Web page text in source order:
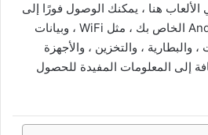
الألعاب هنا ، يمكنك الوصول فورًا إلى
إعدادات النظام لجهاز Android الخاص بك ، مثل WiFi ، وبيانات
والبطارية ، والتخزين ، والأجهزة
إلى المعلومات المفيدة للحصول